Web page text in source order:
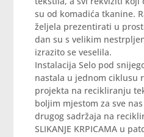
su od komadića tkanine.
željela prezentirati u
dan su s velikim
izrazito se veselila.
Instalacija Selo pod
nastala u jednom ciklusu
projekta na recikliranju
boljim mjestom za sve
drugog sadržaja na
SLIKANJE KRPICAMA u